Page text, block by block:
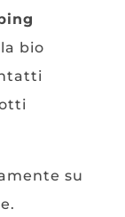
bio
su